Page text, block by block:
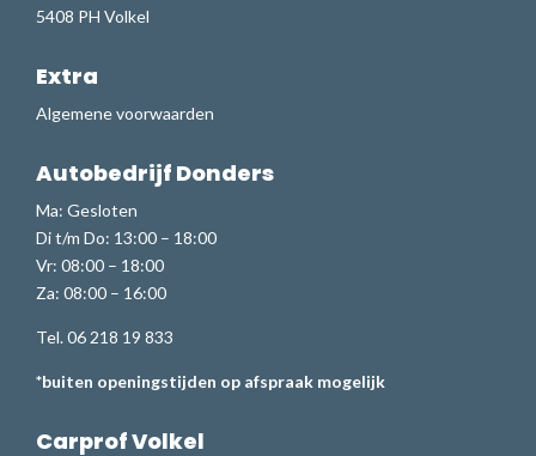
5408 PH Volkel
Extra
Algemene voorwaarden
Autobedrijf Donders
Ma: Gesloten
Di t/m Do: 13:00 – 18:00
Vr: 08:00 – 18:00
Za: 08:00 – 16:00
Tel. 06 218 19 833
*buiten openingstijden op afspraak mogelijk
Carprof Volkel